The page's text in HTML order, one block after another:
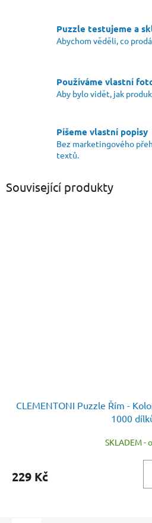
Puzzle testujeme a
Abychom věděli, co
Používáme vlastní
Aby bylo vidět, jak
Píšeme vlastní popisy
Bez marketingového
textů.
Související produkty
CLEMENTONI Puzzle Řím -
1000
SKLADEM -
229 Kč